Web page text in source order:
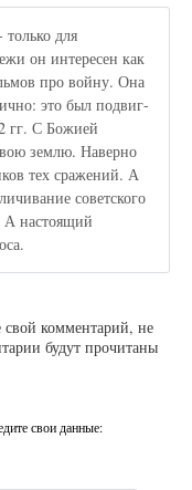
для
он интересен как
про войну. Она
это был подвиг-
гг. С Божией
землю. Наверно
тех сражений. А
советского
А настоящий
свой комментарий, не
будут прочитаны
свои данные: